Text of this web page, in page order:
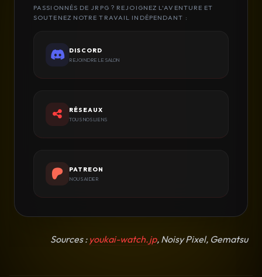
PASSIONNÉS DE JRPG ? REJOIGNEZ L'AVENTURE ET
SOUTENEZ NOTRE TRAVAIL INDÉPENDANT :
DISCORD
REJOINDRE LE SALON
RÉSEAUX
TOUS NOS LIENS
PATREON
NOUS AIDER
Sources : youkai-watch.jp, Noisy Pixel, Gematsu